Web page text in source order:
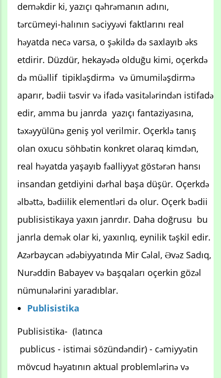
deməkdir ki, yazıçı qəhrəmanın adını,
tərcümeyi-halının səciyyəvi faktlarını real
həyatda necə varsa, o şəkildə də saxlayıb əks
etdirir. Düzdür, hekayədə olduğu kimi, oçerkdə
də müəllif tipikləşdirmə və ümumiləşdirmə
aparır, bədii təsvir və ifadə vasitələrindən istifadə
edir, amma bu janrda yazıçı fantaziyasına,
təxəyyülünə geniş yol verilmir. Oçerklə tanış
olan oxucu söhbətin konkret olaraq kimdən,
real həyatda yaşayıb fəalliyyət göstərən hansı
insandan getdiyini dərhal başa düşür. Oçerkdə
əlbəttə, bədiilik elementləri də olur. Oçerk bədii
publisistikaya yaxın janrdır. Daha doğrusu bu
janrla demək olar ki, yaxınlıq, eynilik təşkil edir.
Azərbaycan ədəbiyyatında Mir Cəlal, Əvəz Sadıq,
Nurəddin Babayev və başqaları oçerkin gözəl
nümunələrini yaradıblar.
Publisistika
Publisistika- (latınca
publicus - istimai sözündəndir) - cəmiyyətin
mövcud həyatının aktual problemlərinə və